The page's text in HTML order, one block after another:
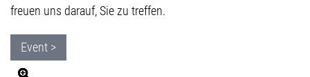
freuen uns darauf, Sie zu treffen.
Event >